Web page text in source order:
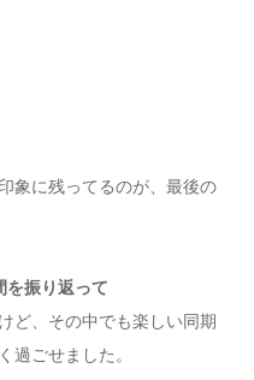
象に残ってるのが、最後の
振り返って
ど、その中でも楽しい同期
過ごせました。